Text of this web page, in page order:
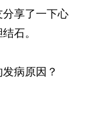
享了一下心
石。
病原因？